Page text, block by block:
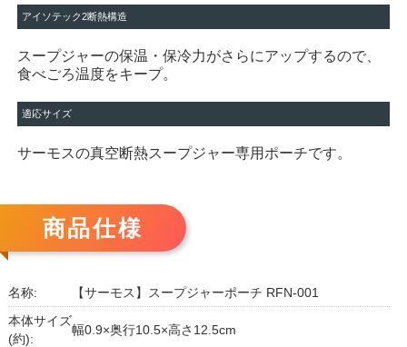
アイソテック2断熱構造
スープジャーの保温・保冷力がさらにアップするので、
食べごろ温度をキープ。
適応サイズ
サーモスの真空断熱スープジャー専用ポーチです。
商品仕様
名称:
【サーモス】スープジャーポーチ RFN-001
本体サイズ
(約):
幅0.9×奥行10.5×高さ12.5cm